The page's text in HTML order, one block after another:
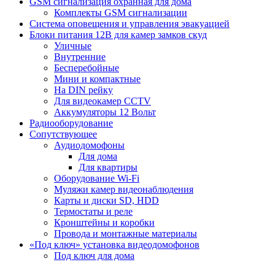
Комплекты GSM сигнализации
Cистема оповещения и управления эвакуацией
Блоки питания 12В для камер замков скуд
Уличные
Внутренние
Бесперебойные
Мини и компактные
На DIN рейку
Для видеокамер CCTV
Аккумуляторы 12 Вольт
Радиооборудование
Сопутствующее
Аудиодомофоны
Для дома
Для квартиры
Оборудование Wi-Fi
Муляжи камер видеонаблюдения
Карты и диски SD, HDD
Термостаты и реле
Кронштейны и коробки
Провода и монтажные материалы
«Под ключ» установка видеодомофонов
Под ключ для дома